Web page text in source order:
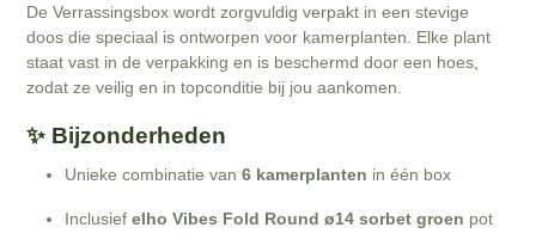
De Verrassingsbox wordt zorgvuldig verpakt in een stevige
doos die speciaal is ontworpen voor kamerplanten. Elke plant
staat vast in de verpakking en is beschermd door een hoes,
zodat ze veilig en in topconditie bij jou aankomen.
✨ Bijzonderheden
Unieke combinatie van6 kamerplanten in één box
Inclusiefelho Vibes Fold Round ø14 sorbet groen pot